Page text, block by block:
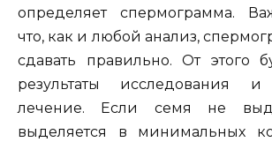
определяет спермограмма.
что, как и любой анализ,
сдавать правильно. От этого
результаты исследования
лечение. Если семя не
выделяется в минимальных